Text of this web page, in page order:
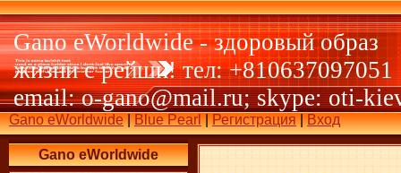
Gano eWorldwide - здоровый образ
жизни с рейши! тел: +810637097051
email: o-gano@mail.ru; skype: oti-
Gano eWorldwide|Blue Pearl|Регистрация|Вход
Gano eWorldwide